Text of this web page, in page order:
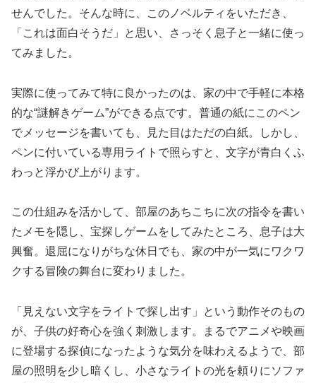
せんでした。そんな時に、このノベルティをいただき、
「これは面白そうだ」と思い、さっそく息子と一緒に使っ
てみました。
実際に使ってみて特に良かったのは、家の中で手軽に本格
的な“謎解きゲーム”ができる点です。普通の紙にこのペン
でメッセージを書いても、見た目はただの白紙。しかし、
ペンに付いている専用ライトで照らすと、文字が青白くふ
わっと浮かび上がります。
この仕組みを活かして、部屋のあちこちに次の指令を書い
たメモを隠し、宝探しゲームをしてみたところ、息子は大
興奮。退屈になりがちな休日でも、家の中が一気にワクワ
クする冒険の舞台に変わりました。
「見えない文字をライトで探し出す」という動作そのもの
が、子供の好奇心を強く刺激します。まるでアニメや映画
に登場する探偵になったような気分を味わえるようで、部
屋の照明を少し暗くし、小さなライトの光を頼りにソファ